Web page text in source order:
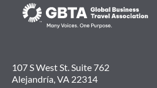
107 S West St. Suite 762
Alejandría, VA 22314